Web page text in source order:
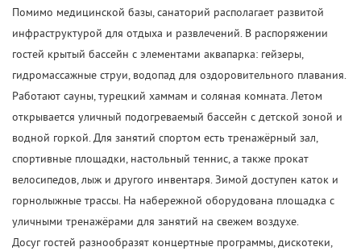
Помимо медицинской базы, санаторий располагает развитой
инфраструктурой для отдыха и развлечений. В распоряжении
гостей крытый бассейн с элементами аквапарка: гейзеры,
гидромассажные струи, водопад для оздоровительного плавания.
Работают сауны, турецкий хаммам и соляная комната. Летом
открывается уличный подогреваемый бассейн с детской зоной и
водной горкой. Для занятий спортом есть тренажёрный зал,
спортивные площадки, настольный теннис, а также прокат
велосипедов, лыж и другого инвентаря. Зимой доступен каток и
горнолыжные трассы. На набережной оборудована площадка с
уличными тренажёрами для занятий на свежем воздухе.
Досуг гостей разнообразят концертные программы, дискотеки,